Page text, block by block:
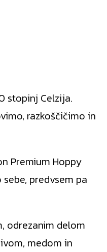
stopinj Celzija.
razkoščičimo in
Premium Hoppy
predvsem pa
odrezanim delom
medom in